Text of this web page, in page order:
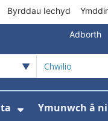
Byrddau Iechyd
Adborth
Ymunwch â ni